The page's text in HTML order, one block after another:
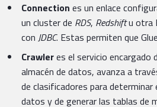
Connection es un enlace
un cluster de RDS, Redshiftu otra
con JDBC. Estas permiten que
Crawleres el servicio encargado
almacén de datos, avanza a
de clasificadores para determinar
datos y de generar las tablas de